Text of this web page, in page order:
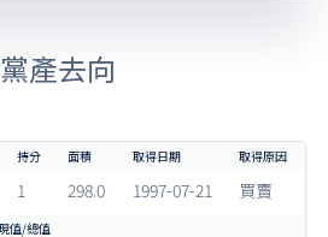
黨產去向
1 298.0 1997-07-21 買賣